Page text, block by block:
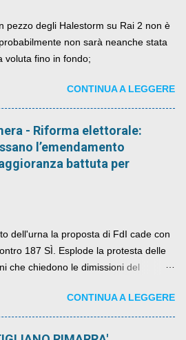
pezzo degli Halestorm su Rai 2 non è
non sarà neanche stata
voluta fino in fondo;
CONTINUA A LEGGERE
- Riforma elettorale:
l’emendamento
battuta per
dell'urna la proposta di FdI cade con
187 SÌ. Esplode la protesta delle
che chiedono le dimissioni del
CONTINUA A LEGGERE